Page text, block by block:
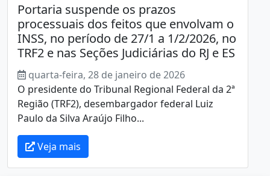
Portaria suspende os prazos
processuais dos feitos que envolvam o
INSS, no período de 27/1 a 1/2/2026, no
TRF2 e nas Seções Judiciárias do RJ e ES
quarta-feira, 28 de janeiro de 2026
O presidente do Tribunal Regional Federal da 2ª
Região (TRF2), desembargador federal Luiz
Paulo da Silva Araújo Filho...
Veja mais